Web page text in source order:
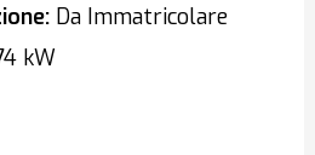
Da Immatricolare
kW